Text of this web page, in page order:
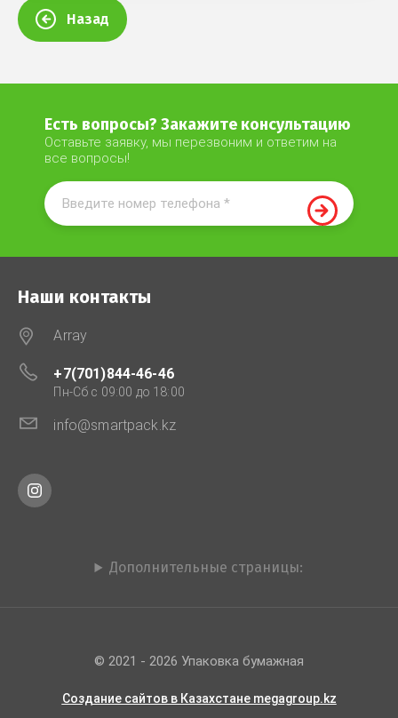
Назад
Есть вопросы? Закажите консультацию
Оставьте заявку, мы перезвоним и ответим на
все вопросы!
Наши контакты
Array
+7(701)844-46-46
Пн-Сб с 09:00 до 18:00
info@smartpack.kz
Дополнительные страницы:
© 2021 - 2026 Упаковка бумажная
Создание сайтов в Казахстане megagroup.kz